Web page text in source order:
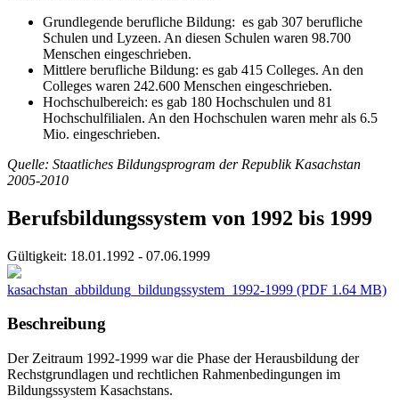
Grundlegende berufliche Bildung: es gab 307 berufliche
Schulen und Lyzeen. An diesen Schulen waren 98.700
Menschen eingeschrieben.
Mittlere berufliche Bildung: es gab 415 Colleges. An den
Colleges waren 242.600 Menschen eingeschrieben.
Hochschulbereich: es gab 180 Hochschulen und 81
Hochschulfilialen. An den Hochschulen waren mehr als 6.5
Mio. eingeschrieben.
Quelle: Staatliches Bildungsprogram der Republik Kasachstan
2005-2010
Berufsbildungssystem von 1992 bis 1999
Gültigkeit: 18.01.1992 - 07.06.1999
kasachstan_abbildung_bildungssystem_1992-1999 (PDF 1.64 MB)
Beschreibung
Der Zeitraum 1992-1999 war die Phase der Herausbildung der
Rechstgrundlagen und rechtlichen Rahmenbedingungen im
Bildungssystem Kasachstans.